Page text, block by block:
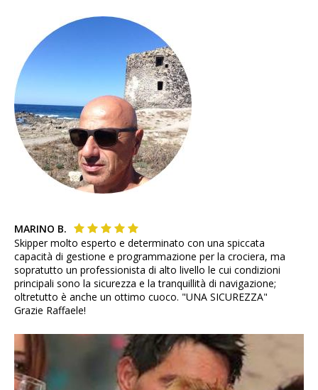
MARINO B.
Skipper molto esperto e determinato con una spiccata
capacità di gestione e programmazione per la crociera, ma
sopratutto un professionista di alto livello le cui condizioni
principali sono la sicurezza e la tranquillità di navigazione;
oltretutto è anche un ottimo cuoco. "UNA SICUREZZA"
Grazie Raffaele!